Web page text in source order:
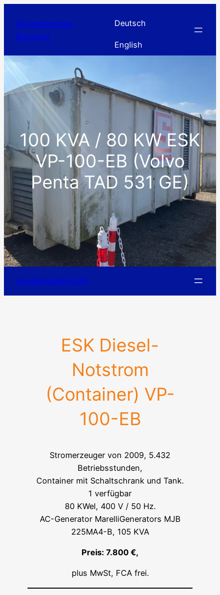
Inhalt
springen
Stromerzeuger-
Discount
Deutsch
English
100 KVA / 80 KW ESK
VP-100-EB (Volvo
Penta TAD 531 GE)
Angebotsübersicht
ESK Diesel-
Notstrom
(Container) VP-
100-EB
Stromerzeuger von 2009, 5.432
Betriebsstunden,
Container mit Schaltschrank und Tank.
1 verfügbar
80 KWel, 400 V / 50 Hz.
AC-Generator MarelliGenerators MJB
225MA4-B, 105 KVA
Preis: 7.800 €,
plus MwSt, FCA frei.